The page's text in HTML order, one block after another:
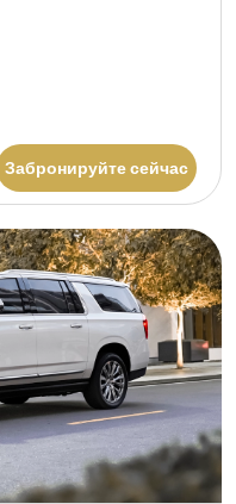
Забронируйте сейчас